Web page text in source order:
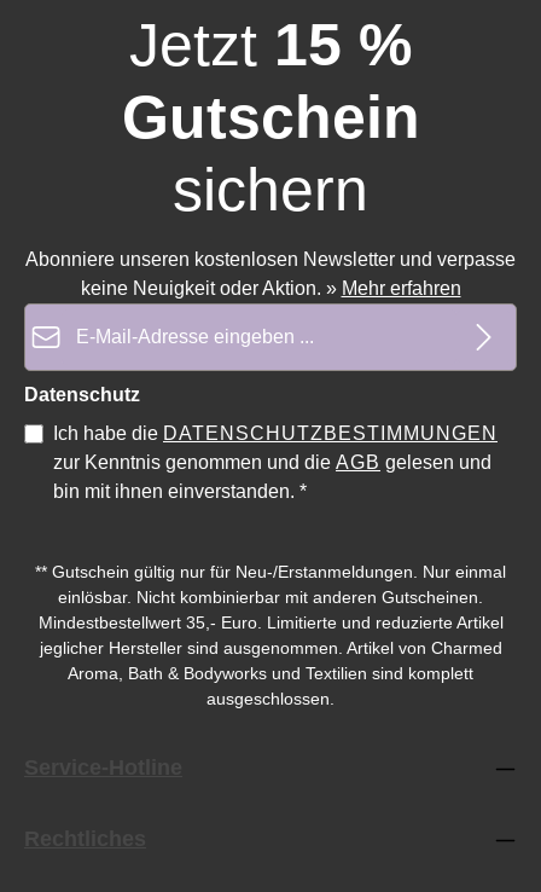
Jetzt 15 %
Gutschein
sichern
Abonniere unseren kostenlosen Newsletter und verpasse
keine Neuigkeit oder Aktion. » Mehr erfahren
Datenschutz
Ich habe die DATENSCHUTZBESTIMMUNGEN
zur Kenntnis genommen und die AGB gelesen und
bin mit ihnen einverstanden. *
** Gutschein gültig nur für Neu-/Erstanmeldungen. Nur einmal
einlösbar. Nicht kombinierbar mit anderen Gutscheinen.
Mindestbestellwert 35,- Euro. Limitierte und reduzierte Artikel
jeglicher Hersteller sind ausgenommen. Artikel von Charmed
Aroma, Bath & Bodyworks und Textilien sind komplett
ausgeschlossen.